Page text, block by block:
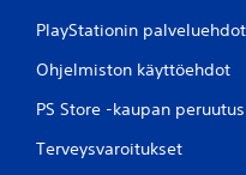
PlayStationin palveluehdot
Ohjelmiston käyttöehdot
PS Store -kaupan
Terveysvaroitukset